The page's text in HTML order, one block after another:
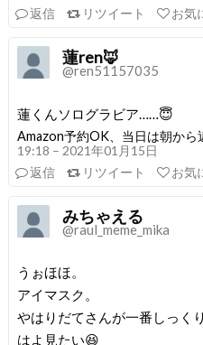
返信
リツイート お気
蓮ren🦊
@ren51157035
蓮くんソログラビア……😇
Amazon予約OK、当日は朝から
19:18 – 2021年01月15日
返信
リツイート お気
みちゃえる
@raul_meme_mika
うぉほほ。
アイマスク。
やはりだてさんが一番しっく
はよ見たい😆